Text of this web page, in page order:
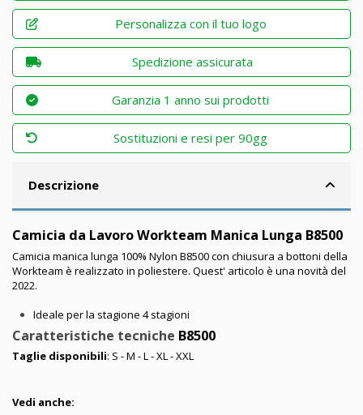
Personalizza con il tuo logo
Spedizione assicurata
Garanzia 1 anno sui prodotti
Sostituzioni e resi per 90gg
Descrizione
Camicia da Lavoro Workteam Manica Lunga B8500
Camicia manica lunga 100% Nylon B8500 con chiusura a bottoni della
Workteam è realizzato in poliestere. Quest' articolo è una novità del
2022.
Ideale per la stagione 4 stagioni
Caratteristiche tecniche B8500
Taglie disponibili: S - M - L - XL - XXL
Vedi anche: